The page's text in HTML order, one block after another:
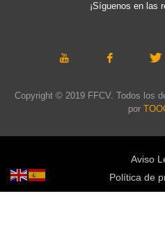
¡Síguenos en las
Copyright © 2019 FFCV. Todos los
por
Aviso
Política de
Política de